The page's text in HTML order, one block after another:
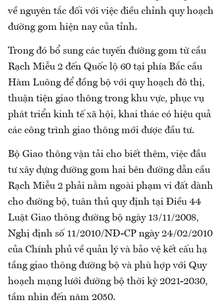
về nguyên tắc đối với việc điều chỉnh quy hoạch
đường gom hiện nay của tỉnh.
Trong đó bổ sung các tuyến đường gom từ cầu
Rạch Miễu 2 đến Quốc lộ 60 tại phía Bắc cầu
Hàm Luông để đồng bộ với quy hoạch đô thị,
thuận tiện giao thông trong khu vực, phục vụ
phát triển kinh tế xã hội, khai thác có hiệu quả
các công trình giao thông mới được đầu tư.
Bộ Giao thông vận tải cho biết thêm, việc đầu
tư xây dựng đường gom hai bên đường dẫn cầu
Rạch Miễu 2 phải nằm ngoài phạm vi đất dành
cho đường bộ, tuân thủ quy định tại Điều 44
Luật Giao thông đường bộ ngày 13/11/2008,
Nghị định số 11/2010/NĐ-CP ngày 24/02/2010
của Chính phủ về quản lý và bảo vệ kết cấu hạ
tầng giao thông đường bộ và phù hợp với Quy
hoạch mạng lưới đường bộ thời kỳ 2021-2030,
tầm nhìn đến năm 2050.